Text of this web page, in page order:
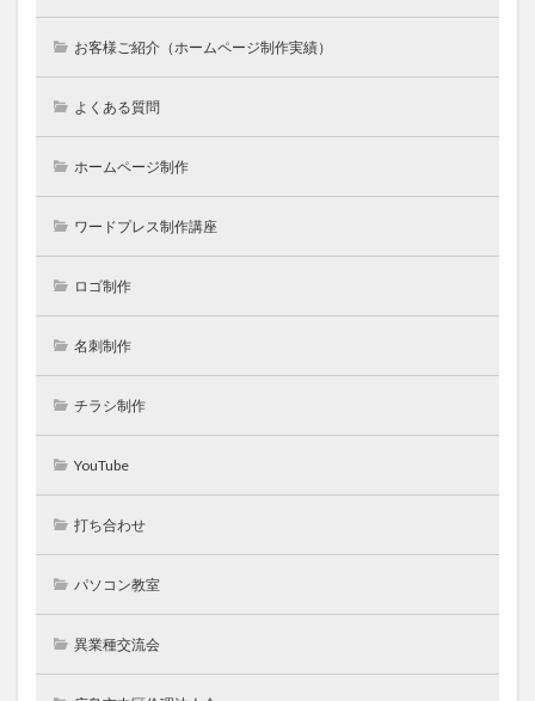
お客様ご紹介（ホームページ制作実績）
よくある質問
ホームページ制作
ワードプレス制作講座
ロゴ制作
名刺制作
チラシ制作
YouTube
打ち合わせ
パソコン教室
異業種交流会